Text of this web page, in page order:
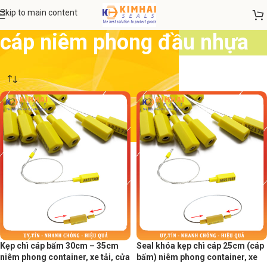
Skip to main content
cáp niêm phong đầu nhựa
Kẹp chì cáp bấm 30cm – 35cm
niêm phong container, xe tải, cửa
Seal khóa kẹp chì cáp 25cm (cáp
bấm) niêm phong container, xe